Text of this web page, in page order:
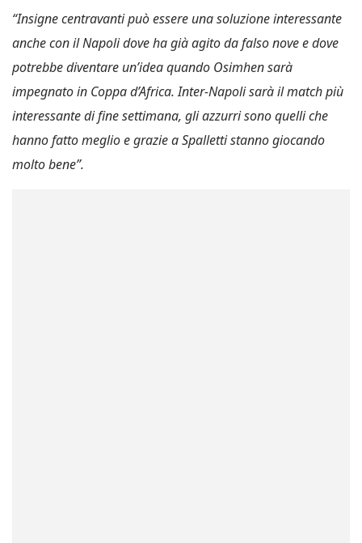
“Insigne centravanti può essere una soluzione interessante
anche con il Napoli dove ha già agito da falso nove e dove
potrebbe diventare un’idea quando Osimhen sarà
impegnato in Coppa d’Africa. Inter-Napoli sarà il match più
interessante di fine settimana, gli azzurri sono quelli che
hanno fatto meglio e grazie a Spalletti stanno giocando
molto bene”.